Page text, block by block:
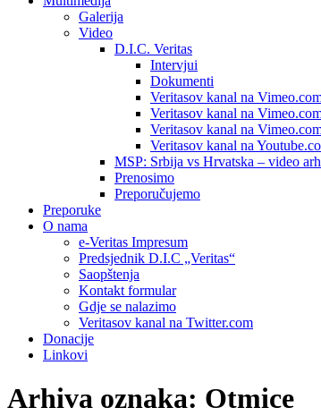
Galerija
Video
D.I.C. Veritas
Intervjui
Dokumenti
Veritasov kanal na
Veritasov kanal na
Veritasov kanal na
Veritasov kanal na
MSP: Srbija vs Hrvatska – video
Prenosimo
Preporučujemo
Preporuke
O nama
e-Veritas Impresum
Predsjednik D.I.C „Veritas“
Saopštenja
Kontakt formular
Gdje se nalazimo
Veritasov kanal na Twitter.com
Donacije
Linkovi
Arhiva oznaka: Otmice